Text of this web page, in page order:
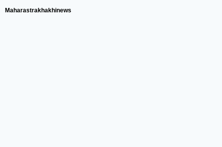
Maharastrakhakhinews